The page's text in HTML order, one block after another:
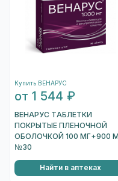
устройства.
штрихкод, который
торцов коробки, и
информацию о
Перейти к
Купить ВЕНАРУС
от 1 544 ₽
ВЕНАРУС ТАБЛЕТКИ
ПОКРЫТЫЕ ПЛЕНОЧНОЙ
ОБОЛОЧКОЙ 100 МГ+900
№30
Найти в аптеках